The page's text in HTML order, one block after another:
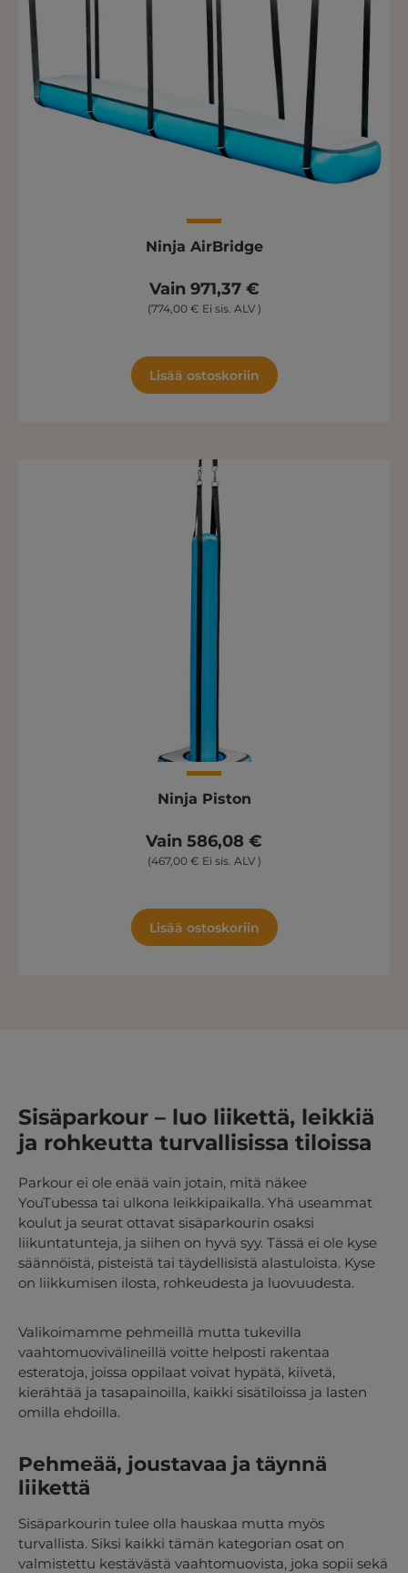
Ninja AirBridge
Vain 971,37 €
(774,00 € Ei sis. ALV )
Lisää ostoskoriin
Ninja Piston
Vain 586,08 €
(467,00 € Ei sis. ALV )
Lisää ostoskoriin
Sisäparkour – luo liikettä, leikkiä
ja rohkeutta turvallisissa tiloissa
Parkour ei ole enää vain jotain, mitä näkee
YouTubessa tai ulkona leikkipaikalla. Yhä useammat
koulut ja seurat ottavat sisäparkourin osaksi
liikuntatunteja, ja siihen on hyvä syy. Tässä ei ole kyse
säännöistä, pisteistä tai täydellisistä alastuloista. Kyse
on liikkumisen ilosta, rohkeudesta ja luovuudesta.
Valikoimamme pehmeillä mutta tukevilla
vaahtomuovivälineillä voitte helposti rakentaa
esteratoja, joissa oppilaat voivat hypätä, kiivetä,
kierähtää ja tasapainoilla, kaikki sisätiloissa ja lasten
omilla ehdoilla.
Pehmeää, joustavaa ja täynnä
liikettä
Sisäparkourin tulee olla hauskaa mutta myös
turvallista. Siksi kaikki tämän kategorian osat on
valmistettu kestävästä vaahtomuovista, joka sopii sekä